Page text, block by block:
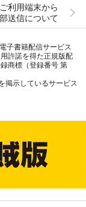
利用端末から
送信について
子書籍配信サービス
許諾を得た正規版配
商標（登録番号 第
掲示しているサービス